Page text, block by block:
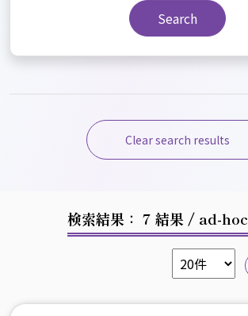
Search
Clear search results
検索結果： 7 結果 / ad-hoc